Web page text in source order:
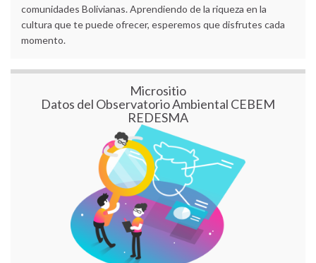
comunidades Bolivianas. Aprendiendo de la riqueza en la
cultura que te puede ofrecer, esperemos que disfrutes cada
momento.
Micrositio
Datos del Observatorio Ambiental CEBEM
REDESMA